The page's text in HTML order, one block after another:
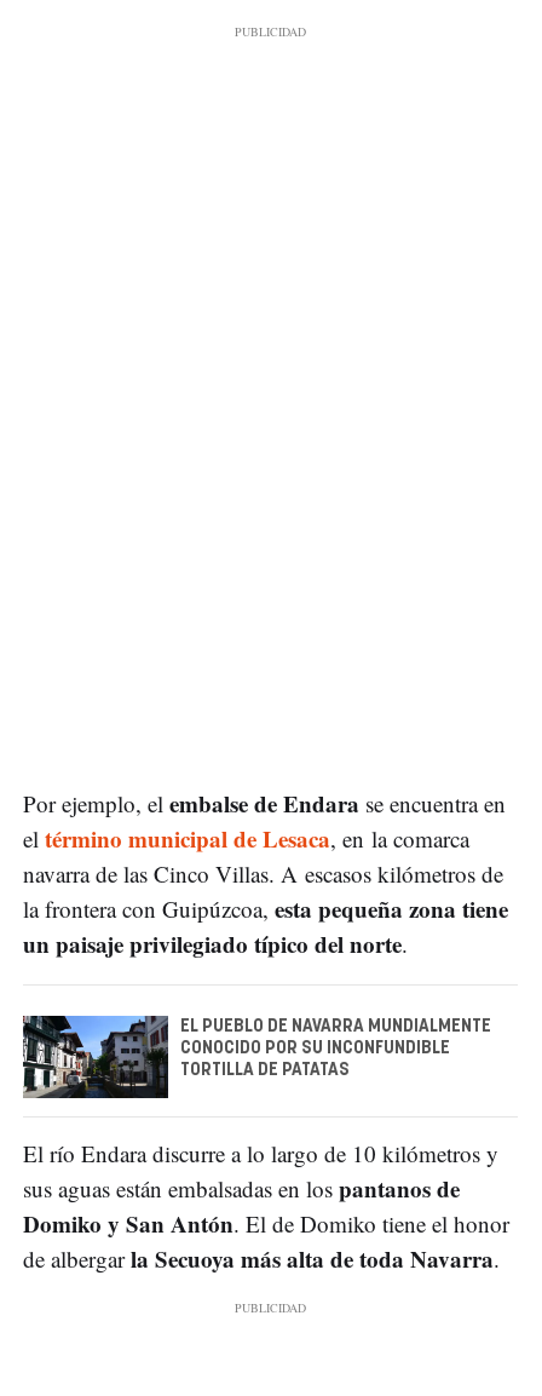
Por ejemplo, el embalse de Endara se encuentra en
el término municipal de Lesaca, en la comarca
navarra de las Cinco Villas. A escasos kilómetros de
la frontera con Guipúzcoa, esta pequeña zona tiene
un paisaje privilegiado típico del norte.
EL PUEBLO DE NAVARRA MUNDIALMENTE
CONOCIDO POR SU INCONFUNDIBLE
TORTILLA DE PATATAS
El río Endara discurre a lo largo de 10 kilómetros y
sus aguas están embalsadas en los pantanos de
Domiko y San Antón. El de Domiko tiene el honor
de albergarla Secuoya más alta de toda Navarra.